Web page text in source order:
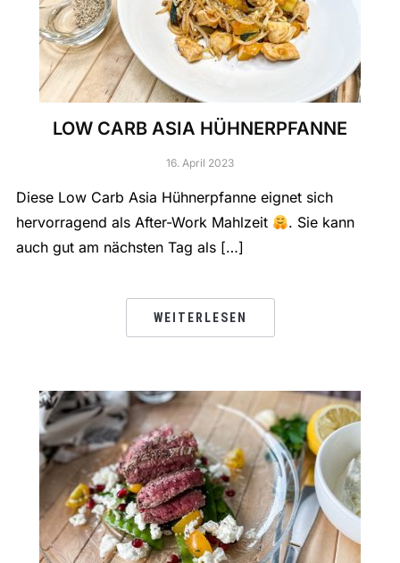
LOW CARB ASIA HÜHNERPFANNE
16. April 2023
Diese Low Carb Asia Hühnerpfanne eignet sich
hervorragend als After-Work Mahlzeit
. Sie kann
auch gut am nächsten Tag als […]
WEITERLESEN